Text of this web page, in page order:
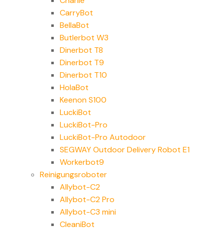
CarryBot
BellaBot
Butlerbot W3
Dinerbot T8
Dinerbot T9
Dinerbot T10
HolaBot
Keenon S100
LuckiBot
LuckiBot-Pro
LuckiBot-Pro Autodoor
SEGWAY Outdoor Delivery Robot E1
Workerbot9
Reinigungsroboter
Allybot-C2
Allybot-C2 Pro
Allybot-C3 mini
CleaniBot